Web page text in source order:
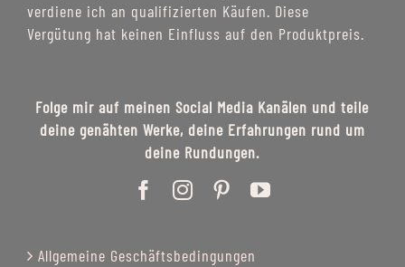
verdiene ich an qualifizierten Käufen. Diese
Vergütung hat keinen Einfluss auf den Produktpreis.
Folge mir auf meinen Social Media Kanälen und teile
deine genähten Werke, deine Erfahrungen rund um
deine Rundungen.
Allgemeine Geschäftsbedingungen